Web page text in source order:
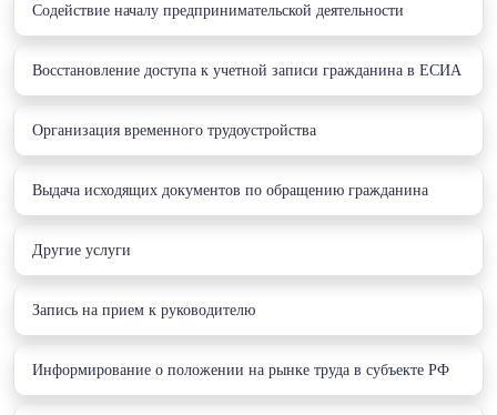
Cодействие началу предпринимательской деятельности
Восстановление доступа к учетной записи гражданина в ЕСИА
Организация временного трудоустройства
Выдача исходящих документов по обращению гражданина
Другие услуги
Запись на прием к руководителю
Информирование о положении на рынке труда в субъекте РФ